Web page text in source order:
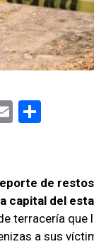
E
p
ar
tir
de
capital del
terracería
a sus